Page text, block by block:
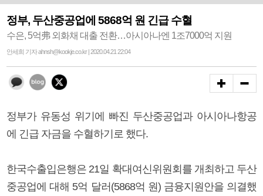
정부, 두산중공업에 5868억 원 긴급 수혈
수은, 5억弗 외화채 대출 전환…아시아나엔 1조7000억 지원
안세희 기자 ahnsh@kookje.co.kr | 2020.04.21 22:04
정부가 유동성 위기에 빠진 두산중공업과 아시아나항공
에 긴급 자금을 수혈하기로 했다.
한국수출입은행은 21일 확대여신위원회를 개최하고 두산
중공업에 대해 5억 달러(5868억 원) 금융지원안을 의결했